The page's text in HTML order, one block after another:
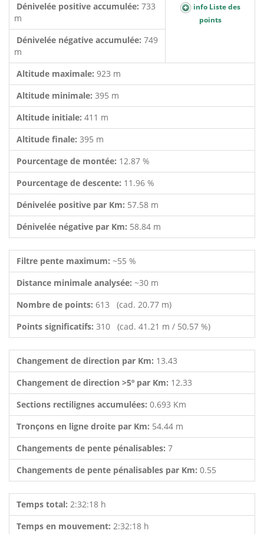
Dénivelée positive accumulée: 733
m
info Liste des
points
Dénivelée négative accumulée: 749
m
Altitude maximale: 923 m
Altitude minimale: 395 m
Altitude initiale: 411 m
Altitude finale: 395 m
Pourcentage de montée: 12.87 %
Pourcentage de descente: 11.96 %
Dénivelée positive par Km: 57.58 m
Dénivelée négative par Km: 58.84 m
Filtre pente maximum: ~55 %
Distance minimale analysée: ~30 m
Nombre de points: 613 (cad. 20.77 m)
Points significatifs: 310 (cad. 41.21 m / 50.57 %)
Changement de direction par Km: 13.43
Changement de direction >5º par Km: 12.33
Sections rectilignes accumulées: 0.693 Km
Tronçons en ligne droite par Km: 54.44 m
Changements de pente pénalisables: 7
Changements de pente pénalisables par Km: 0.55
Temps total: 2:32:18 h
Temps en mouvement: 2:32:18 h